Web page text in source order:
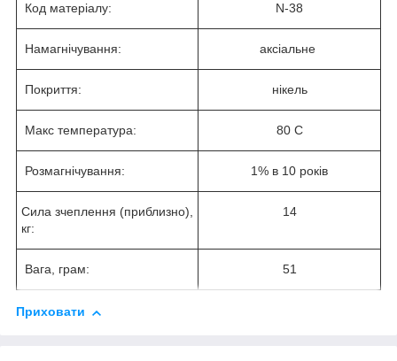
Код матеріалу: N-38
Намагнічування: аксіальне
Покриття: нікель
Макс температура: 80 С
Розмагнічування: 1% в 10 років
Сила зчеплення (приблизно),
кг:
14
Вага, грам: 51
Приховати